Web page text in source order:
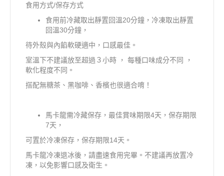
食用方式/保存方式
食用前冷藏取出靜置回溫20分鐘，冷凍取出靜置
回溫30分鐘，
待外殼與內餡軟硬適中，口感最佳。
室溫下不建議放至超過３小時 ， 每種口味成分不同 ，
軟化程度不同。
搭配無糖茶、黑咖啡、香檳也很適合唷！
馬卡龍需冷藏保存，最佳賞味期限4天，保存期限
7天，
可置於冷凍保存，保存期限14天。
馬卡龍冷凍退冰後，請盡速食用完畢。不建議再放置冷
凍，以免影響口感及衛生。